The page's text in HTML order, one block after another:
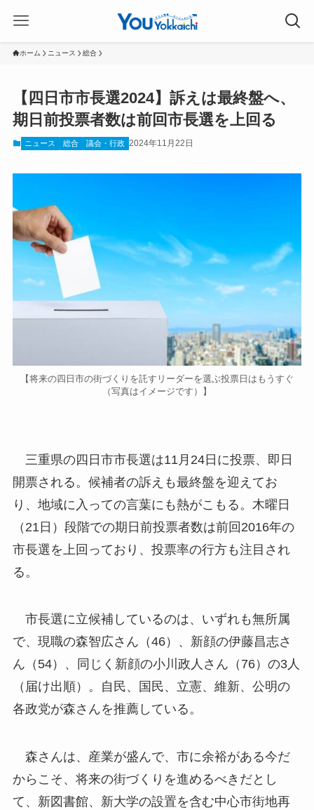
ホーム ニュース 総合
【四日市市長選2024】訴えは最終盤へ、
期日前投票者数は前回市長選を上回る
ニュース 総合 議会・行政 2024年11月22日
【将来の四日市の街づくりを託すリーダーを選ぶ投票日はもうすぐ
（写真はイメージです）】
三重県の四日市市長選は11月24日に投票、即日
開票される。候補者の訴えも最終盤を迎えてお
り、地域に入っての言葉にも熱がこもる。木曜日
（21日）段階での期日前投票者数は前回2016年の
市長選を上回っており、投票率の行方も注目され
る。
市長選に立候補しているのは、いずれも無所属
で、現職の森智広さん（46）、新顔の伊藤昌志さ
ん（54）、同じく新顔の小川政人さん（76）の3人
（届け出順）。自民、国民、立憲、維新、公明の
各政党が森さんを推薦している。
森さんは、産業が盛んで、市に余裕がある今だ
からこそ、将来の街づくりを進めるべきだとし
て、新図書館、新大学の設置を含む中心市街地再